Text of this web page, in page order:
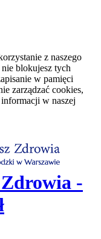
z naszego
blokujesz tych
w pamięci
zarządzać cookies,
w naszej
-